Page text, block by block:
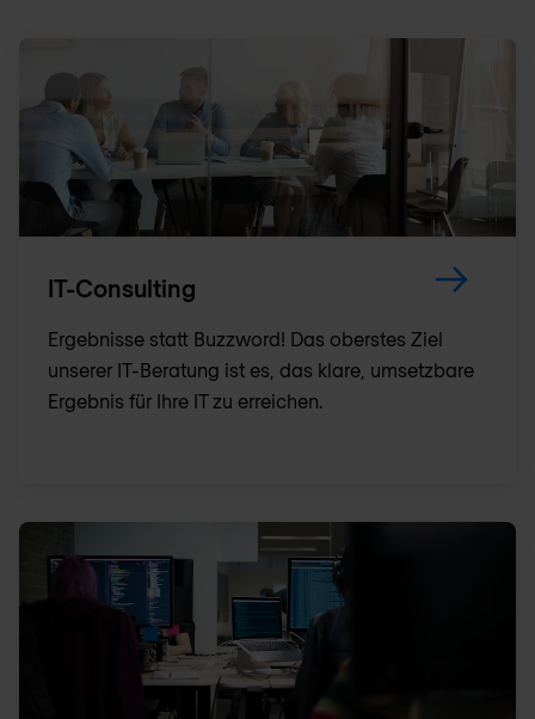
IT-Consulting
Ergebnisse statt Buzzword! Das oberstes Ziel
unserer IT-Beratung ist es, das klare, umsetzbare
Ergebnis für Ihre IT zu erreichen.